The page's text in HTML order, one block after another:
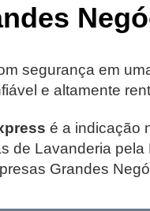
segurança em
e altamente
é a indicação
de Lavanderia pela
Grandes